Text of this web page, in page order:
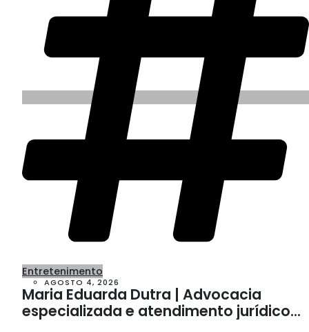
Entretenimento
AGOSTO 4, 2026
Maria Eduarda Dutra | Advocacia
especializada e atendimento jurídico